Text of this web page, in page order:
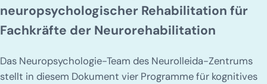
neuropsychologischer Rehabilitation für
Fachkräfte der Neurorehabilitation
Das Neuropsychologie-Team des Neurolleida-Zentrums
stellt in diesem Dokument vier Programme für kognitives